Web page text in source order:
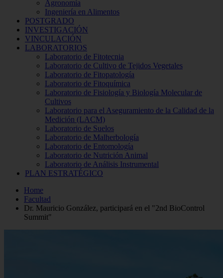
Agronomía
Ingeniería en Alimentos
POSTGRADO
INVESTIGACIÓN
VINCULACIÓN
LABORATORIOS
Laboratorio de Fitotecnia
Laboratorio de Cultivo de Tejidos Vegetales
Laboratorio de Fitopatología
Laboratorio de Fitoquímica
Laboratorio de Fisiología y Biología Molecular de
Cultivos
Laboratorio para el Aseguramiento de la Calidad de la
Medición (LACM)
Laboratorio de Suelos
Laboratorio de Malherbología
Laboratorio de Entomología
Laboratorio de Nutrición Animal
Laboratorio de Análisis Instrumental
PLAN ESTRATÉGICO
Home
Facultad
Dr. Mauricio González, participará en el "2nd BioControl
Summit"